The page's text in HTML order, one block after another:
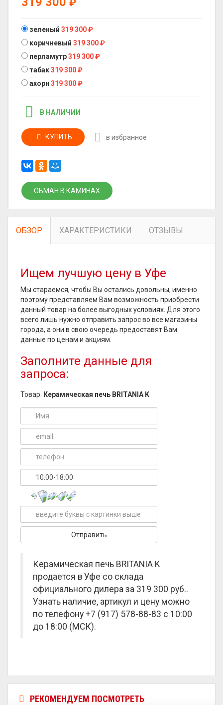
₽
зеленый 319 300₽
коричневый 319 300₽
перламутр319 300₽
табак319 300₽
ахорн 319 300₽
В НАЛИЧИИ
КУПИТЬ в избранное
ОБМАН В КАМИНАХ
ОБЗОР ХАРАКТЕРИСТИКИ ОТЗЫВЫ
Ищем лучшую цену в Уфе
Мы стараемся, чтобы Вы остались довольны, именно
поэтому представляем Вам возможность приобрести
данный товар на более выгодных условиях. Для этого
всего лишь нужно отправить запрос во все магазины
города, а они в свою очередь предоставят Вам
данные по ценам и акциям.
Заполните данные для
запроса:
Товар: Керамическая печь BRITANIA K
Керамическая печь BRITANIA K
продается в Уфе со склада
официального дилера за 319 300 руб..
Узнать наличие, артикул и цену можно
по телефону +7 (917) 578-88-83 с 10:00
до 18:00 (МСК).
РЕКОМЕНДУЕМ ПОСМОТРЕТЬ